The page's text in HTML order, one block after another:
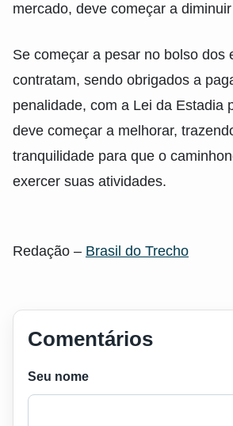
mercado, deve começar a
Se começar a pesar no bolso dos
contratam, sendo obrigados a
penalidade, com a Lei da Estadia
deve começar a melhorar,
tranquilidade para que o
exercer suas atividades.
Redação – Brasil do Trecho
Comentários
Seu nome